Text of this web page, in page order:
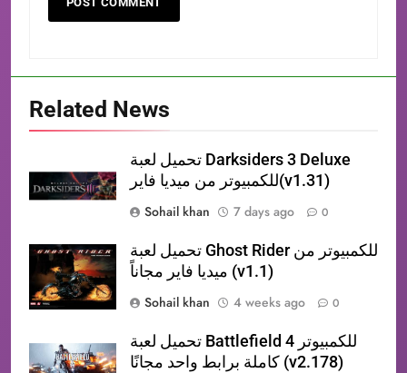
Related News
تحميل لعبة Darksiders 3 Deluxe
للكمبيوتر من ميديا فاير(v1.31)
Sohail khan
7 days ago 0
تحميل لعبة Ghost Rider للكمبيوتر من
ميديا فاير مجاناً (v1.1)
Sohail khan
4 weeks ago 0
تحميل لعبة Battlefield 4 للكمبيوتر
كاملة برابط واحد مجانًا (v2.178)